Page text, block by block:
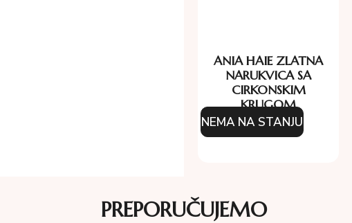
ANIA HAIE ZLATNA
NARUKVICA SA
CIRKONSKIM
KRUGOM
111.00KM
NEMA NA STANJU
PREPORUČUJEMO